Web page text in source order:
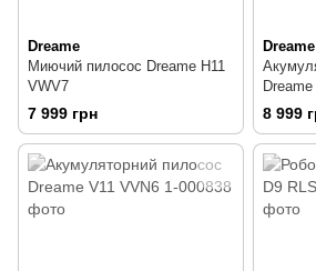
Dreame
Миючий пилосос Dreame H11
VWV7
7 999 грн
Dreame
8 999